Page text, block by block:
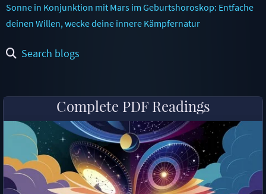
Sonne in Konjunktion mit Mars im Geburtshoroskop: Entfache
deinen Willen, wecke deine innere Kämpfernatur
Search blogs
Complete PDF Readings